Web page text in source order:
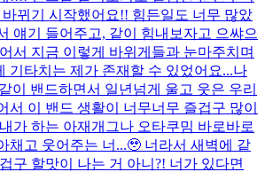
뀌기 시작했어요!! 힘든일도 너무 많았
얘기 들어주고, 같이 힘내보자고 으쌰으
서 지금 이렇게 바위게들과 눈마주치며
기타치는 제가 존재할 수 있었어요...나
이 밴드하면서 일년넘게 울고 웃은 우리
서 이 밴드 생활이 너무너무 즐겁구 많이
가 하는 아재개그나 오타쿠밈 바로바로
채고 웃어주는 너...🥹 너라서 새벽에 같
구 할맛이 나는 거 아니?! 너가 있다면